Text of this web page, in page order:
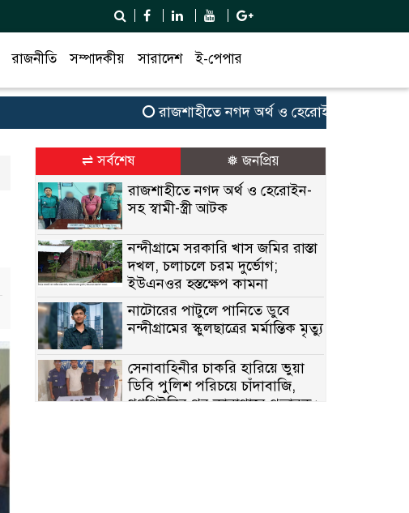
রাজনীতি সম্পাদকীয় সারাদেশ ই-পেপার
রাজশাহীতে নগদ অর্থ ও হেরোইন-সহ স্বামী-স্ত্রী
⇌ সর্বশেষ ❅ জনপ্রিয়
রাজশাহীতে নগদ অর্থ ও হেরোইন-
সহ স্বামী-স্ত্রী আটক
নন্দীগ্রামে সরকারি খাস জমির রাস্তা
দখল, চলাচলে চরম দুর্ভোগ;
ইউএনওর হস্তক্ষেপ কামনা
নাটোরের পাটুলে পানিতে ডুবে
নন্দীগ্রামের স্কুলছাত্রের মর্মান্তিক মৃত্যু
সেনাবাহিনীর চাকরি হারিয়ে ভুয়া
ডিবি পুলিশ পরিচয়ে চাঁদাবাজি,
গণপিটুনির পর কারাগারে প্রতারক।